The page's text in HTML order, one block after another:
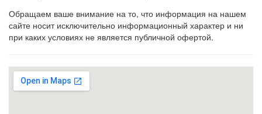
Обращаем ваше внимание на то, что информация на нашем
сайте носит исключительно информационный характер и ни
при каких условиях не является публичной офертой.